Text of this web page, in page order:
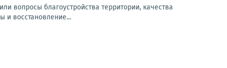
вопросы благоустройства территории, качества
и восстановление...